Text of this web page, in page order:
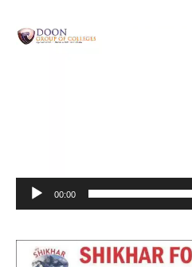
Video
Player
00:00